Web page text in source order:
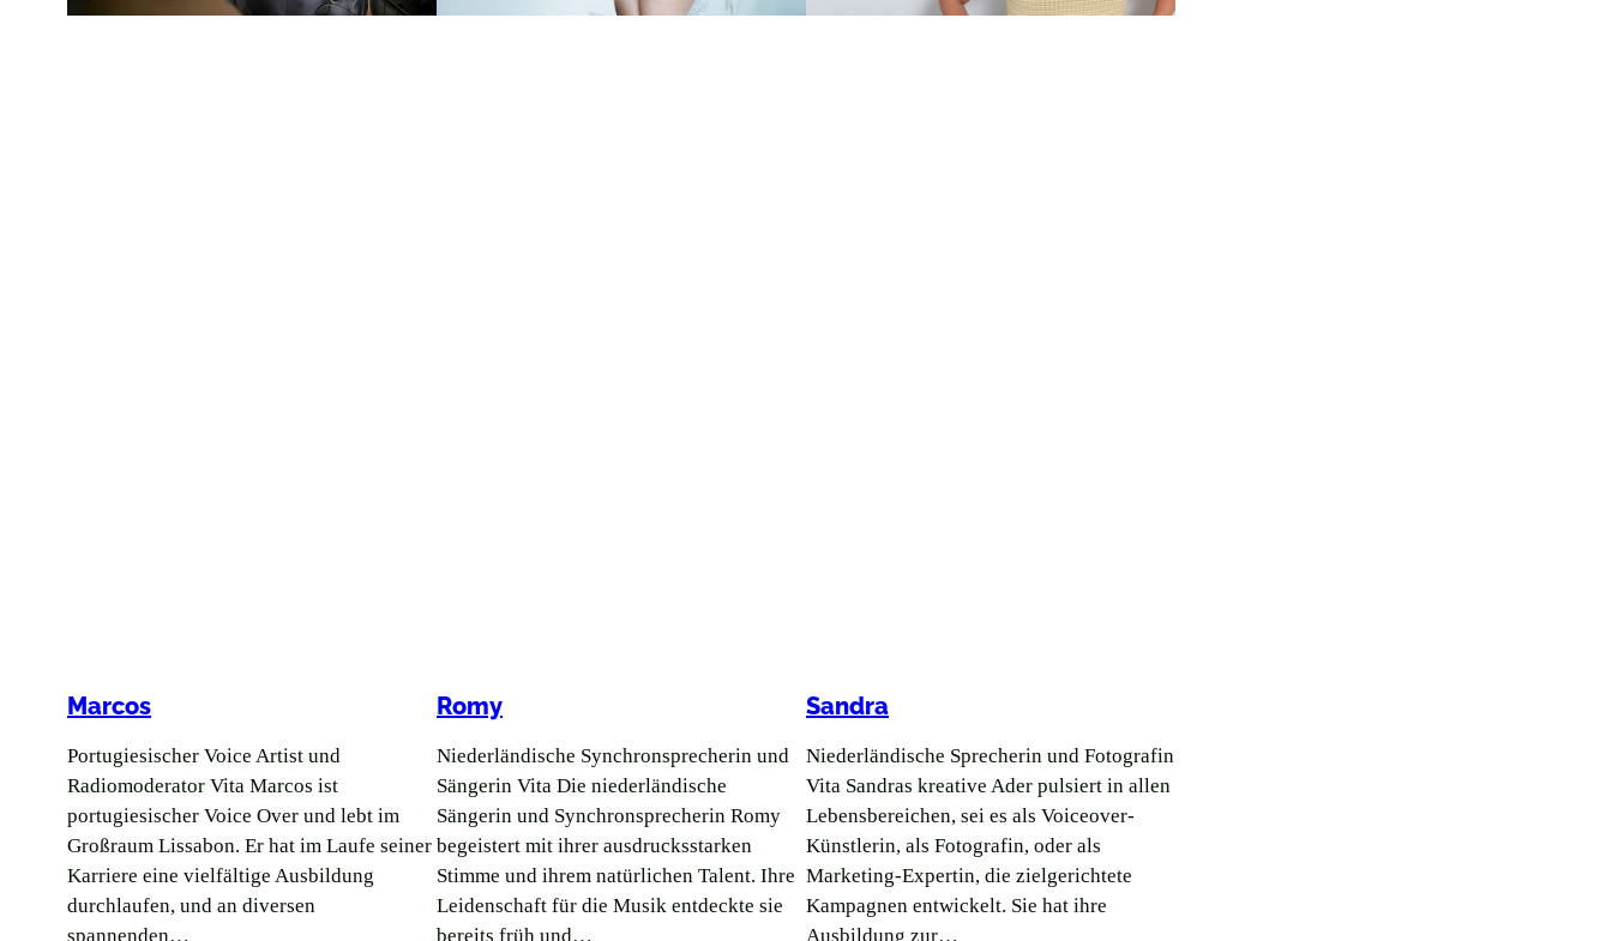
Marcos
Portugiesischer Voice Artist und
Radiomoderator Vita Marcos ist
portugiesischer Voice Over und lebt im
Großraum Lissabon. Er hat im Laufe seiner
Karriere eine vielfältige Ausbildung
durchlaufen, und an diversen
spannenden…
Romy
Niederländische Synchronsprecherin und
Sängerin Vita Die niederländische
Sängerin und Synchronsprecherin Romy
begeistert mit ihrer ausdrucksstarken
Stimme und ihrem natürlichen Talent. Ihre
Leidenschaft für die Musik entdeckte sie
bereits früh und…
Sandra
Niederländische Sprecherin und Fotografin
Vita Sandras kreative Ader pulsiert in allen
Lebensbereichen, sei es als Voiceover-
Künstlerin, als Fotografin, oder als
Marketing-Expertin, die zielgerichtete
Kampagnen entwickelt. Sie hat ihre
Ausbildung zur…